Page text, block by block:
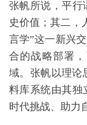
张帆所说，平行
史价值；其二，
言学”这一新兴
合的战略部署
域。张帆以理论
料库系统由其独
时代挑战、助力